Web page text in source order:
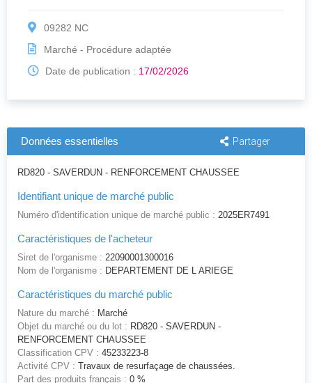
09282 NC
Marché - Procédure adaptée
Date de publication : 17/02/2026
Données essentielles Partager
RD820 - SAVERDUN - RENFORCEMENT CHAUSSEE
Identifiant unique de marché public
Numéro d'identification unique de marché public : 2025ER7491
Caractéristiques de l'acheteur
Siret de l'organisme : 22090001300016
Nom de l'organisme : DEPARTEMENT DE L ARIEGE
Caractéristiques du marché public
Nature du marché : Marché
Objet du marché ou du lot : RD820 - SAVERDUN -
RENFORCEMENT CHAUSSEE
Classification CPV : 45233223-8
Activité CPV : Travaux de resurfaçage de chaussées.
Part des produits français : 0 %